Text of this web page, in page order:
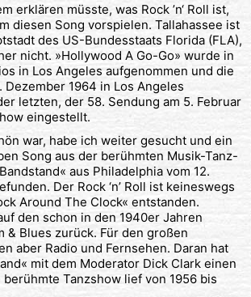
erklären müsste, was Rock ’n‘ Roll ist,
diesen Song vorspielen. Tallahassee ist
des US-Bundesstaats Florida (FLA),
nicht. »Hollywood A Go-Go» wurde in
in Los Angeles aufgenommen und die
Dezember 1964 in Los Angeles
letzten, der 58. Sendung am 5. Februar
eingestellt.
war, habe ich weiter gesucht und ein
Song aus der berühmten Musik-Tanz-
aus Philadelphia vom 12.
Der Rock ‘n’ Roll ist keineswegs
Around The Clock« entstanden.
den schon in den 1940er Jahren
& Blues zurück. Für den großen
aber Radio und Fernsehen. Daran hat
mit dem Moderator Dick Clark einen
Tanzshow lief von 1956 bis